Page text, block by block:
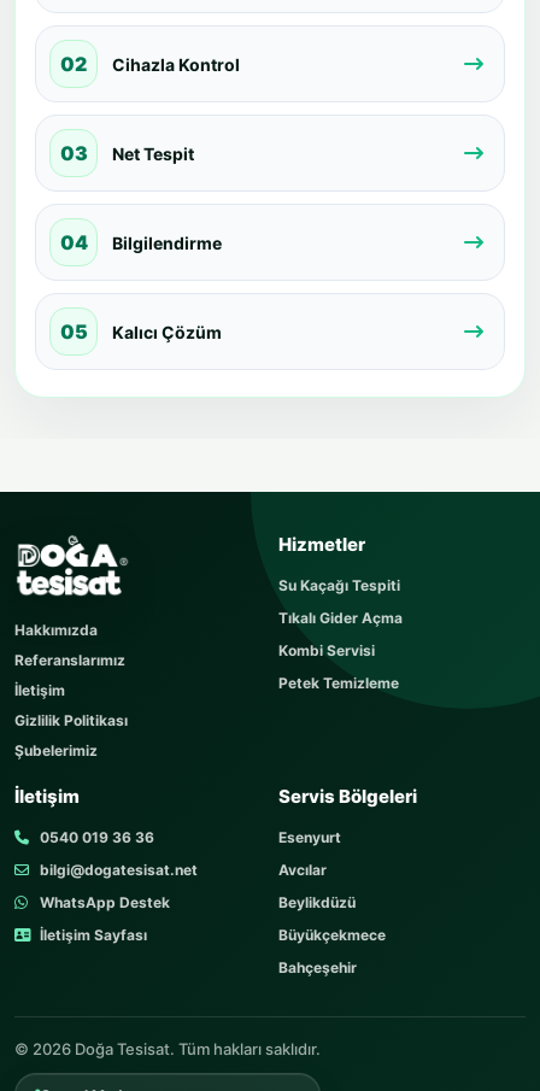
02
03
04
05
USTAYA SOR
Sorunuzu kısaca yazın
Sorunuz hemen yayınlanır, cevabı yaklaşık 60
dakika içerisinde cevaplanır. Sorular sayfamızı
AD SOYAD
TELEFON
KONU
SORUNUZ
Referanslarımız
İletişim
Gizlilik Politikası
Şubelerimiz
Tıkalı Gider Açma
Kombi Servisi
Petek Temizleme
0540 019 36 36
bilgi@dogatesisat.net
WhatsApp Destek
İletişim Sayfası
Avcılar
Beylikdüzü
Büyükçekmece
Bahçeşehir
Sosyal Medya